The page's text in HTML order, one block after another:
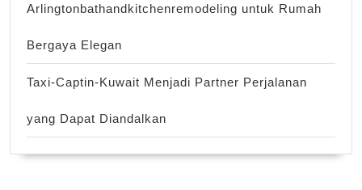
Arlingtonbathandkitchenremodeling untuk Rumah
Bergaya Elegan
Taxi-Captin-Kuwait Menjadi Partner Perjalanan
yang Dapat Diandalkan